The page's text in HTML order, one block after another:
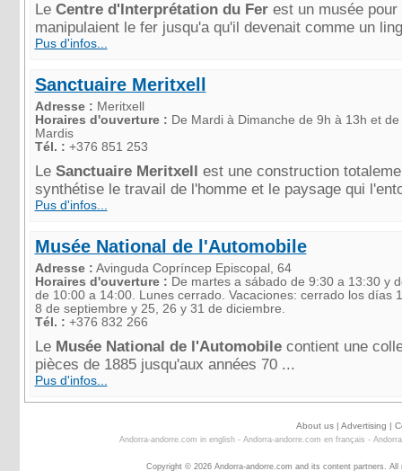
Le Centre d'Interprétation du Ferest un musée pour
manipulaient le fer jusqu'a qu'il devenait comme un
Pus d'infos...
Sanctuaire Meritxell
Adresse : Meritxell
Horaires d'ouverture : De Mardi à Dimanche de 9h à 13h et
Mardis
Tél. : +376 851 253
Le Sanctuaire Meritxell est une construction
synthétise le travail de l'homme et le paysage qui
Pus d'infos...
Musée National de l'Automobile
Adresse : Avinguda Copríncep Episcopal, 64
Horaires d'ouverture : De martes a sábado de 9:30 a 13:30 y
de 10:00 a 14:00. Lunes cerrado. Vacaciones: cerrado los días
8 de septiembre y 25, 26 y 31 de diciembre.
Tél. : +376 832 266
Le Musée National de l'Automobilecontient une
pièces de 1885 jusqu'aux années 70 ...
Pus d'infos...
About us | Advertising |
Andorra-andorre.com in english- Andorra-andorre.com en français -
Copyright © 2026 Andorra-andorre.com and its content partners.